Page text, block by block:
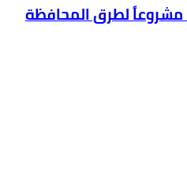
“أشغال المفرق” تنفذ 23 مشروعاً لطرق المحافظة